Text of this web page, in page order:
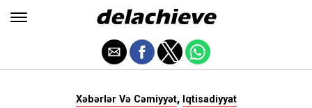
Xəbərlər Və Cəmiyyət, Iqtisadiyyat